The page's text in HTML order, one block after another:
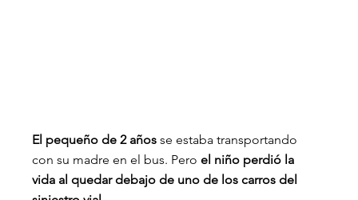
El pequeño de 2 años se estaba transportando
con su madre en el bus. Pero el niño perdió la
vida al quedar debajo de uno de los carros del